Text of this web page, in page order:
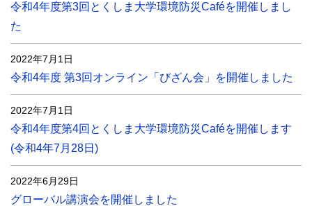
令和4年度第3回とくしま大学環境防災Caféを開催しまし
た
2022年7月1日
令和4年度 第3回オンライン「びざん会」を開催しました
2022年7月1日
令和4年度第4回とくしま大学環境防災Caféを開催します
(令和4年7月28日)
2022年6月29日
グローバル講演会を開催しました